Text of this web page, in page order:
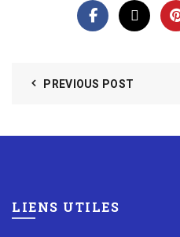
PREVIOUS POST
LIENS UTILES